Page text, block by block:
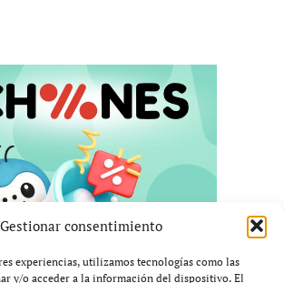
Gestionar consentimiento
experiencias, utilizamos tecnologías como las
y/o acceder a la información del dispositivo. El